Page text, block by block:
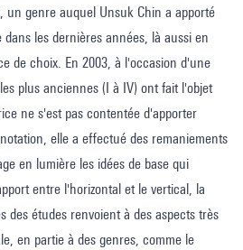
un genre auquel Unsuk Chin a apporté
les dernières années, là aussi en
de choix. En 2003, à l'occasion d'une
plus anciennes (I à IV) ont fait l'objet
ne s'est pas contentée d'apporter
elle a effectué des remaniements
en lumière les idées de base qui
entre l'horizontal et le vertical, la
des études renvoient à des aspects très
en partie à des genres, comme le